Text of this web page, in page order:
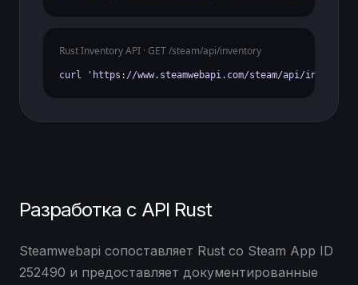
Rust Inventory API · GET /steam/api/inventory
curl 'https://www.steamwebapi.com/steam/api/
Разработка с API Rust
Steamwebapi сопоставляет Rust со Steam App ID
252490 и предоставляет документированные